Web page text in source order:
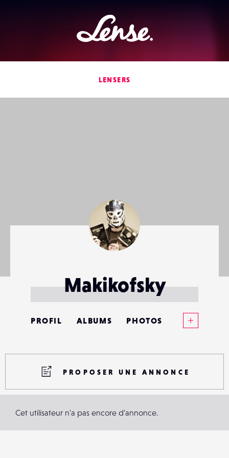
Lense
LENSERS
Makikofsky
PROFIL ALBUMS PHOTOS
CONTACTS
ÉVÉNEMENTS
PROPOSER UNE ANNONCE
Cet utilisateur n'a pas encore d'annonce.